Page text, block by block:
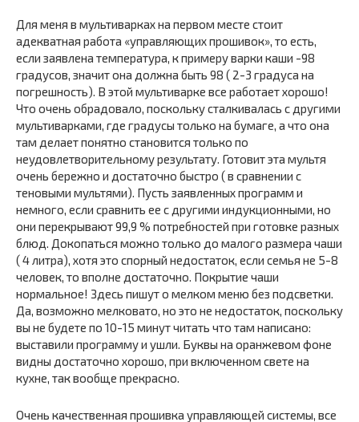
Для меня в мультиварках на первом месте стоит
адекватная работа «управляющих прошивок», то есть,
если заявлена температура, к примеру варки каши -98
градусов, значит она должна быть 98 ( 2-3 градуса на
погрешность). В этой мультиварке все работает хорошо!
Что очень обрадовало, поскольку сталкивалась с другими
мультиварками, где градусы только на бумаге, а что она
там делает понятно становится только по
неудовлетворительному результату. Готовит эта мультя
очень бережно и достаточно быстро ( в сравнении с
теновыми мультями). Пусть заявленных программ и
немного, если сравнить ее с другими индукционными, но
они перекрывают 99,9 % потребностей при готовке разных
блюд. Докопаться можно только до малого размера чаши
( 4 литра), хотя это спорный недостаток, если семья не 5-8
человек, то вполне достаточно. Покрытие чаши
нормальное! Здесь пишут о мелком меню без подсветки.
Да, возможно мелковато, но это не недостаток, поскольку
вы не будете по 10-15 минут читать что там написано:
выставили программу и ушли. Буквы на оранжевом фоне
видны достаточно хорошо, при включенном свете на
кухне, так вообще прекрасно.
Очень качественная прошивка управляющей системы, все